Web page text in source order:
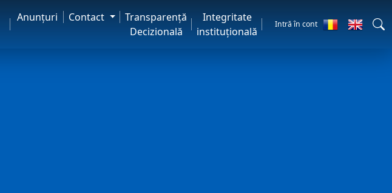
Anunţuri Contact
Transparență
Decizională
Integritate
instituțională
Intră în cont